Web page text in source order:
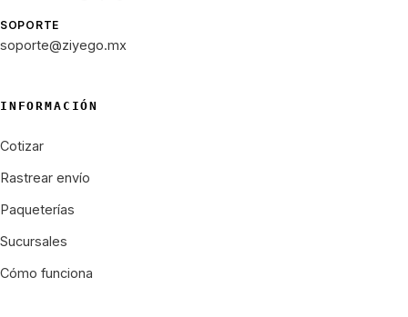
SOPORTE
soporte@ziyego.mx
INFORMACIÓN
Cotizar
Rastrear envío
Paqueterías
Sucursales
Cómo funciona